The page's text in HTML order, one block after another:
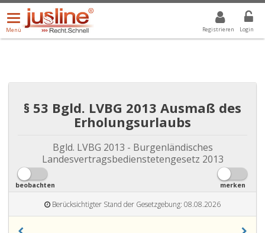
Registrieren Login
Menü
öffnen/schließen
Menü
ALLE DROPDOWN: GEWÄHLTER WERT IST ALLE
§ 53 Bgld. LVBG 2013 Ausmaß des
Erholungsurlaubs
Bgld. LVBG 2013 - Burgenländisches
Landesvertragsbedienstetengesetz 2013
beobachten merken
Berücksichtigter Stand der Gesetzgebung: 08.08.2026